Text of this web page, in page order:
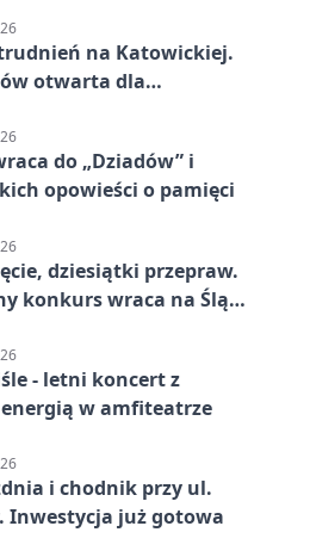
na Katowickiej.
otwarta dla
do „Dziadów” i
opowieści o pamięci
dziesiątki przepraw.
konkurs wraca na Śląsk
- letni koncert z
w amfiteatrze
i chodnik przy ul.
Inwestycja już gotowa